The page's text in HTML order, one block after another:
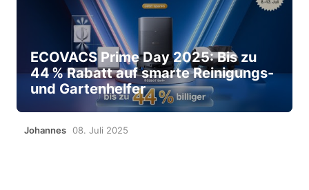
ECOVACS Prime Day 2025: Bis zu
44 % Rabatt auf smarte Reinigungs-
und Gartenhelfer
Johannes 08. Juli 2025